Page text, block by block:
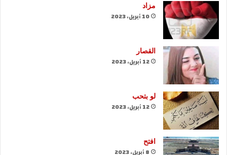
مزاد
10 أبريل، 2023
القصار
12 أبريل، 2023
لو بتحب
12 أبريل، 2023
افتح
8 أبريل، 2023